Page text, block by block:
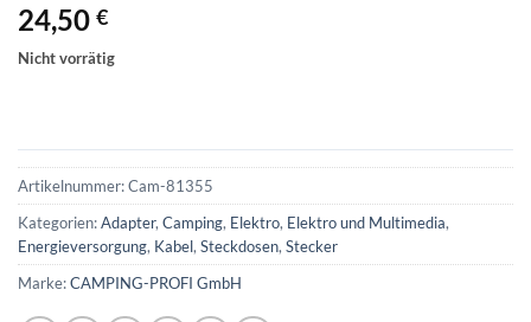
24,50 €
Nicht vorrätig
Artikelnummer:Cam-81355
Kategorien:Adapter, Camping, Elektro, Elektro und Multimedia,
Energieversorgung, Kabel, Steckdosen, Stecker
Marke:CAMPING-PROFI GmbH